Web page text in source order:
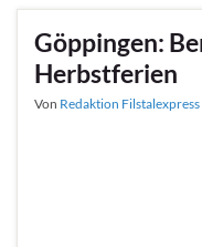
Göppingen:
Herbstferien
Von Redaktion Filstalexpress